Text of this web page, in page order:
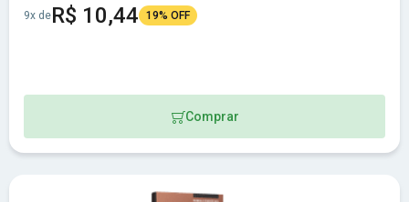
9x deR$ 10,44 19% OFF
Comprar